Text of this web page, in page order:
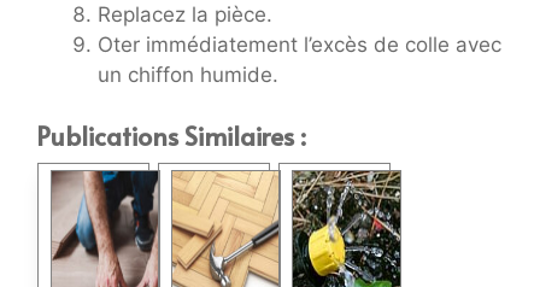
Replacez la pièce.
Oter immédiatement l’excès de colle avec
un chiffon humide.
Publications Similaires :